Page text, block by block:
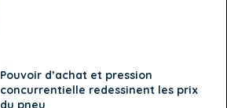
Pouvoir d’achat et pression
concurrentielle redessinent les prix
du pneu